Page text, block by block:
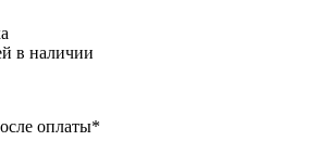
в наличии
оплаты*